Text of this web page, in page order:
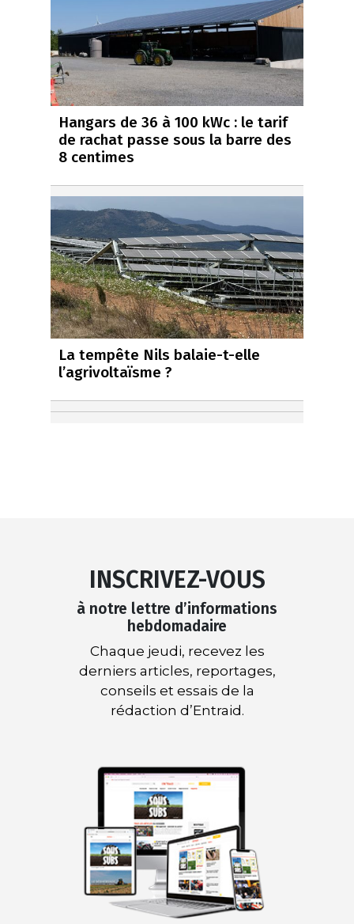
Hangars de 36 à 100 kWc : le tarif
de rachat passe sous la barre des
8 centimes
La tempête Nils balaie-t-elle
l’agrivoltaïsme ?
INSCRIVEZ-VOUS
à notre lettre d’informations
hebdomadaire
Chaque jeudi, recevez les
derniers articles, reportages,
conseils et essais de la
rédaction d’Entraid.